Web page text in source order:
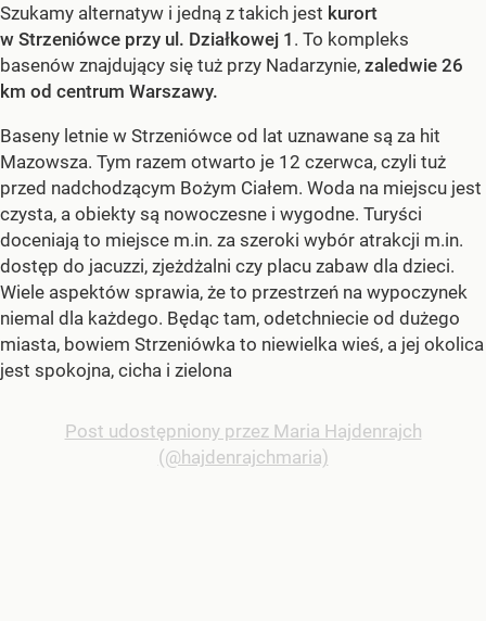
Szukamy alternatyw i jedną z takich jest kurort
w Strzeniówce przy ul. Działkowej 1 . To kompleks
basenów znajdujący się tuż przy Nadarzynie, zaledwie 26
km od centrum Warszawy.
Baseny letnie w Strzeniówce od lat uznawane są za hit
Mazowsza. Tym razem otwarto je 12 czerwca, czyli tuż
przed nadchodzącym Bożym Ciałem. Woda na miejscu jest
czysta, a obiekty są nowoczesne i wygodne. Turyści
doceniają to miejsce m.in. za szeroki wybór atrakcji m.in.
dostęp do jacuzzi, zjeżdżalni czy placu zabaw dla dzieci.
Wiele aspektów sprawia, że to przestrzeń na wypoczynek
niemal dla każdego. Będąc tam, odetchniecie od dużego
miasta, bowiem Strzeniówka to niewielka wieś, a jej okolica
jest spokojna, cicha i zielona
Post udostępniony przez Maria Hajdenrajch
(@hajdenrajchmaria)